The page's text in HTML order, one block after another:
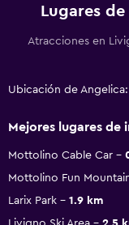
Lugares
Atracciones en
Ubicación de
Mejores lugares de
Mottolino Cable Car
Mottolino Fun
Larix Park
1.9 km